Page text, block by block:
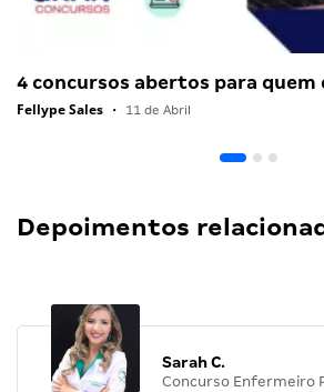
4 concursos abertos para
Fellype Sales • 11 de Abril
Depoimentos
Sarah C.
Concurso Enfermeiro